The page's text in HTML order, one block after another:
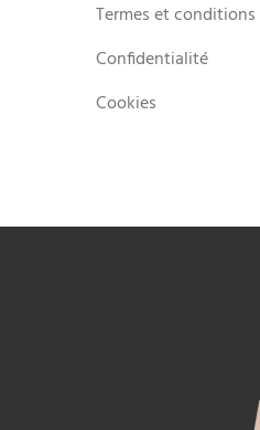
Termes et conditions
Confidentialité
Cookies